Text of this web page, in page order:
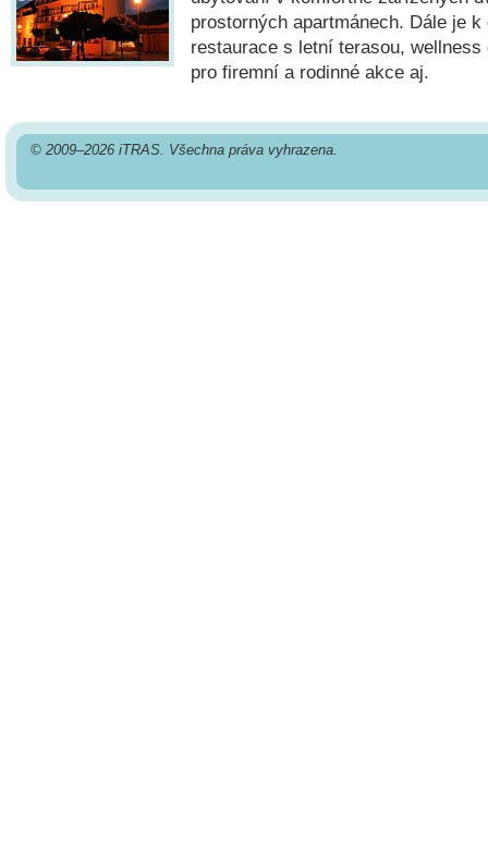
prostorných apartmánech. Dále je
restaurace s letní terasou,
pro firemní a rodinné akce aj.
© 2009–2026 iTRAS. Všechna práva vyhrazena.